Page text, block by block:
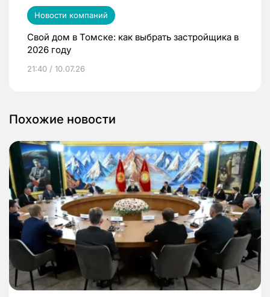
Новости компаний
Свой дом в Томске: как выбрать застройщика в
2026 году
21:40 / 10.07.26
Похожие новости